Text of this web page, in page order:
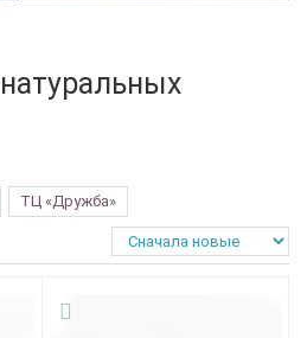
ТЦ «Дружба»